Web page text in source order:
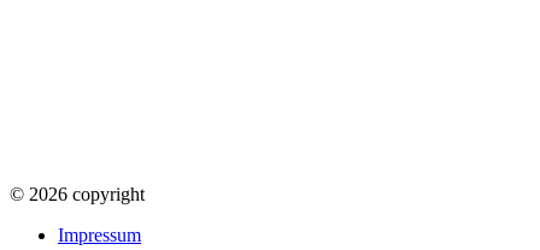
© 2026 copyright
Impressum